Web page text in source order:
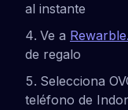
al instante
Ve a
de regalo
Selecciona
teléfono de